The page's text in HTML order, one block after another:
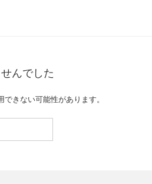
んでした
きない可能性があります。